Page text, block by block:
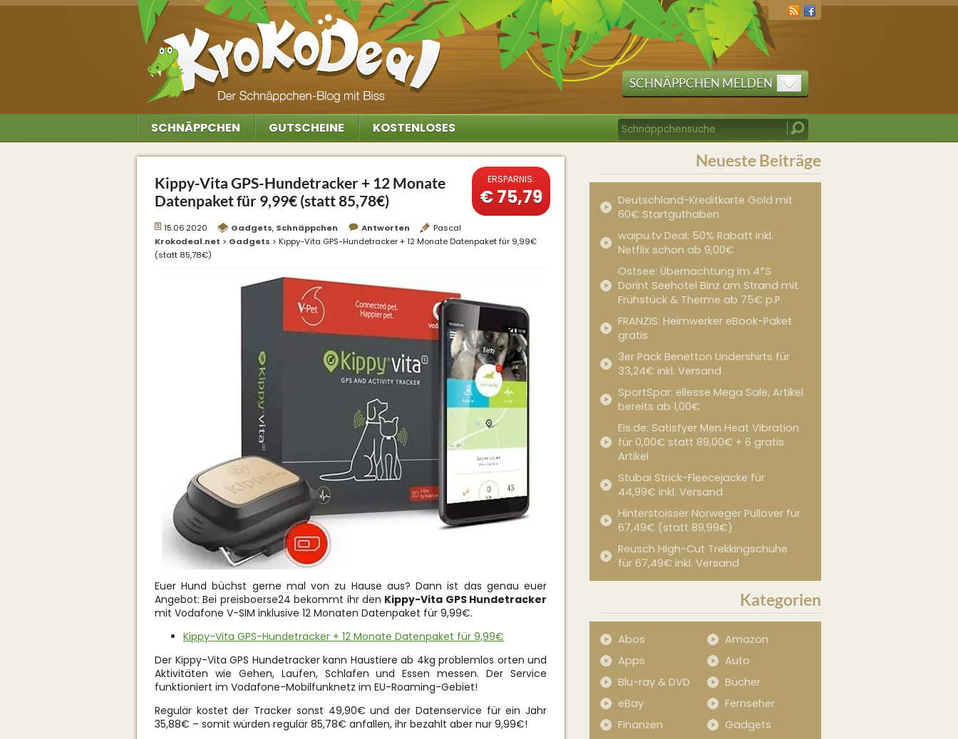
SCHNÄPPCHEN MELDEN
SCHNÄPPCHEN GUTSCHEINE KOSTENLOSES
Kippy-Vita GPS-Hundetracker + 12 Monate
Datenpaket für 9,99€ (statt 85,78€)
ERSPARNIS:
€ 75,79
15.06.2020 Gadgets, Schnäppchen Antworten
Pascal
Krokodeal.net > Gadgets > Kippy-Vita GPS-Hundetracker + 12 Monate Datenpaket für 9,99€
(statt 85,78€)
Euer Hund büchst gerne mal von zu Hause aus? Dann ist das genau euer
Angebot: Bei preisboerse24 bekommt ihr den Kippy-Vita GPS Hundetracker
mit Vodafone V-SIM inklusive 12 Monaten Datenpaket für 9,99€.
Kippy-Vita GPS-Hundetracker + 12 Monate Datenpaket für 9,99€
Der Kippy-Vita GPS Hundetracker kann Haustiere ab 4kg problemlos orten und
Aktivitäten wie Gehen, Laufen, Schlafen und Essen messen. Der Service
funktioniert im Vodafone-Mobilfunknetz im EU-Roaming-Gebiet!
Regulär kostet der Tracker sonst 49,90€ und der Datenservice für ein Jahr
35,88€ – somit würden regulär 85,78€ anfallen, ihr bezahlt aber nur 9,99€!
Neueste Beiträge
Deutschland-Kreditkarte Gold mit
60€ Startguthaben
waipu.tv Deal: 50% Rabatt inkl.
Netflix schon ab 9,00€
Ostsee: Übernachtung im 4*S
Dorint Seehotel Binz am Strand mit
Frühstück & Therme ab 75€ p.P.
FRANZIS: Heimwerker eBook-Paket
gratis
3er Pack Benetton Undershirts für
33,24€ inkl. Versand
SportSpar: ellesse Mega Sale, Artikel
bereits ab 1,00€
Eis.de: Satisfyer Men Heat Vibration
für 0,00€ statt 89,00€ + 6 gratis
Artikel
Stubai Strick-Fleecejacke für
44,99€ inkl. Versand
Hinterstoisser Norweger Pullover für
67,49€ (statt 89,99€)
Reusch High-Cut Trekkingschuhe
für 67,49€ inkl. Versand
Kategorien
Abos
Amazon
Apps
Auto
Blu-ray & DVD
Bücher
eBay
Fernseher
Finanzen
Gadgets